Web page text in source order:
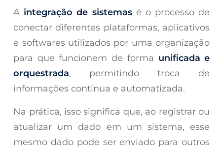
A integração de sistemasé o processo de
conectar diferentes plataformas, aplicativos
e softwares utilizados por uma organização
para que funcionem de forma unificada e
orquestrada, permitindo troca de
informações contínua e automatizada.
Na prática, isso significa que, ao registrar ou
atualizar um dado em um sistema, esse
mesmo dado pode ser enviado para outros